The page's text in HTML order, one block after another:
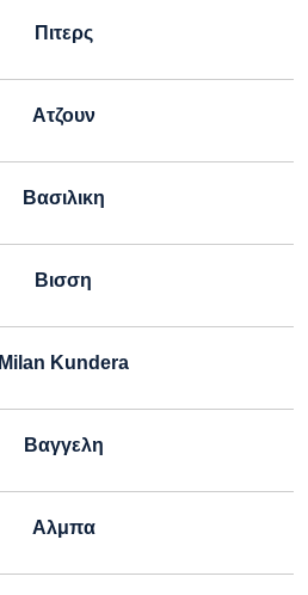
Πιτερς
Ατζουν
Βασιλικη
Βισση
Milan Kundera
Βαγγελη
Αλμπα